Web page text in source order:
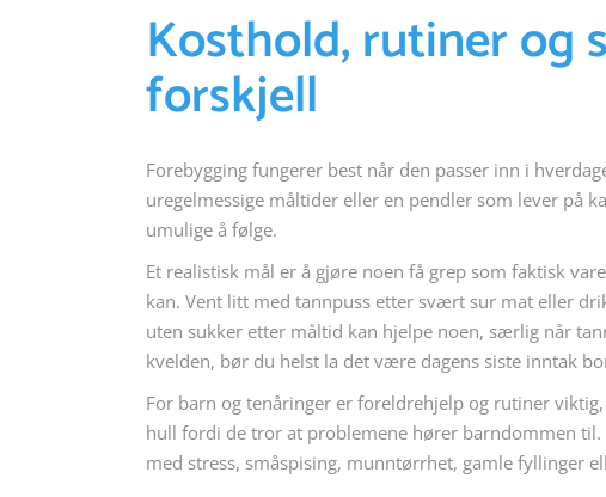
Kosthold, rutiner og
forskjell
Forebygging fungerer best når den passer inn i
uregelmessige måltider eller en pendler som lever på
umulige å følge.
Et realistisk mål er å gjøre noen få grep som faktisk
kan. Vent litt med tannpuss etter svært sur mat eller
uten sukker etter måltid kan hjelpe noen, særlig når
kvelden, bør du helst la det være dagens siste inntak
For barn og tenåringer er foreldrehjelp og rutiner
hull fordi de tror at problemene hører barndommen til.
med stress, småspising, munntørrhet, gamle fyllinger